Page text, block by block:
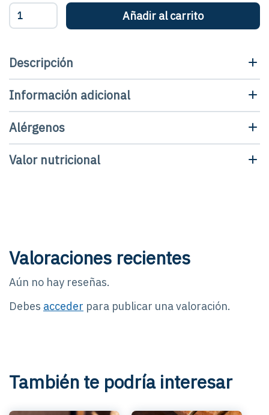
Ventresca
de
atún
extra
en
aceite
-
Lata
cantidad
Añadir al carrito
Descripción
Información adicional
Alérgenos
Valor nutricional
Valoraciones recientes
Aún no hay reseñas.
Debes acceder para publicar una valoración.
También te podría interesar